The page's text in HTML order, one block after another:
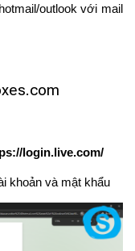
outlook với mail
login.live.com/
khoản và mật khẩu